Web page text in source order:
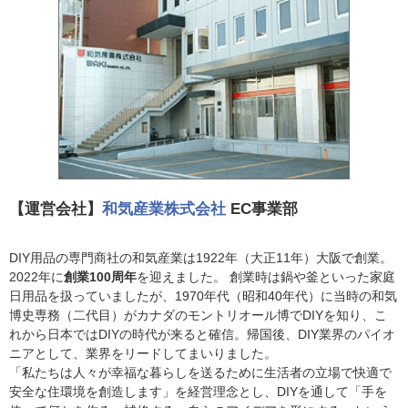
【運営会社】 和気産業株式会社 EC事業部
DIY用品の専門商社の和気産業は1922年（大正11年）大阪で創業。
2022年に創業100周年を迎えました。 創業時は鍋や釜といった家庭
日用品を扱っていましたが、1970年代（昭和40年代）に当時の和気
博史専務（二代目）がカナダのモントリオール博でDIYを知り、こ
れから日本ではDIYの時代が来ると確信。帰国後、DIY業界のパイオ
ニアとして、業界をリードしてまいりました。
「私たちは人々が幸福な暮らしを送るために生活者の立場で快適で
安全な住環境を創造します」を経営理念とし、DIYを通して「手を